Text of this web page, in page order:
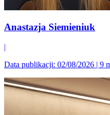
Anastazja Siemieniuk
|
Data publikacji: 02/08/2026 | 9